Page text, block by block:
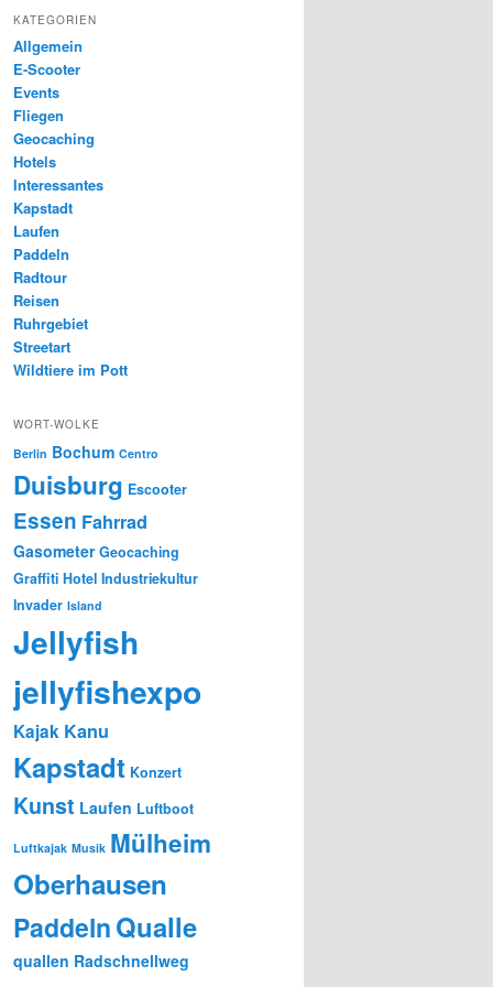
KATEGORIEN
Allgemein
E-Scooter
Events
Fliegen
Geocaching
Hotels
Interessantes
Kapstadt
Laufen
Paddeln
Radtour
Reisen
Ruhrgebiet
Streetart
Wildtiere im Pott
WORT-WOLKE
Berlin Bochum Centro
Duisburg Escooter
Essen Fahrrad
Gasometer Geocaching
Graffiti Hotel Industriekultur
Invader Island
Jellyfish
jellyfishexpo
Kajak Kanu
Kapstadt Konzert
Kunst Laufen Luftboot
Luftkajak Musik Mülheim
Oberhausen
PaddelnQualle
quallen Radschnellweg